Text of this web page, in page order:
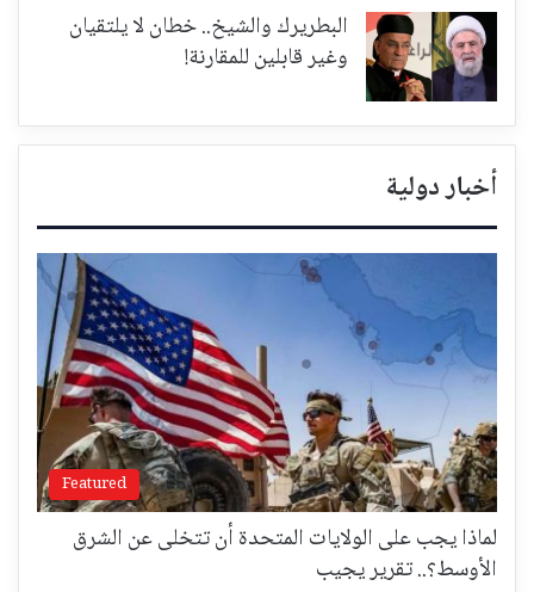
البطريرك والشيخ.. خطان لا يلتقيان
وغير قابلين للمقارنة!
أخبار دولية
Featured
لماذا يجب على الولايات المتحدة أن تتخلى عن الشرق
الأوسط؟.. تقرير يجيب